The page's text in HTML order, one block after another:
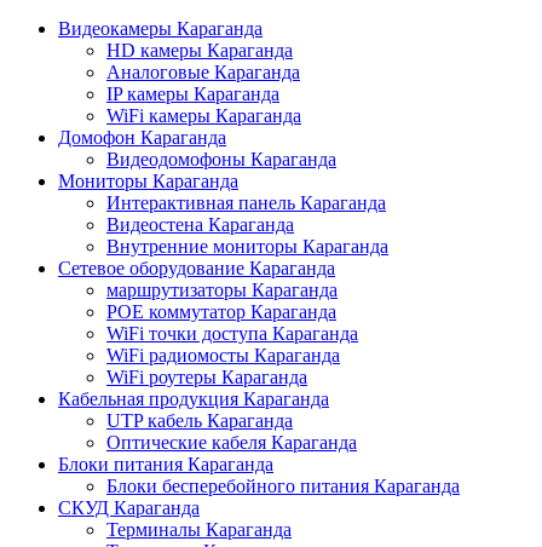
Видеокамеры Караганда
HD камеры Караганда
Аналоговые Караганда
IP камеры Караганда
WiFi камеры Караганда
Домофон Караганда
Видеодомофоны Караганда
Мониторы Караганда
Интерактивная панель Караганда
Видеостена Караганда
Внутренние мониторы Караганда
Сетевое оборудование Караганда
маршрутизаторы Караганда
POE коммутатор Караганда
WiFi точки доступа Караганда
WiFi радиомосты Караганда
WiFi роутеры Караганда
Кабельная продукция Караганда
UTP кабель Караганда
Оптические кабеля Караганда
Блоки питания Караганда
Блоки бесперебойного питания Караганда
СКУД Караганда
Терминалы Караганда